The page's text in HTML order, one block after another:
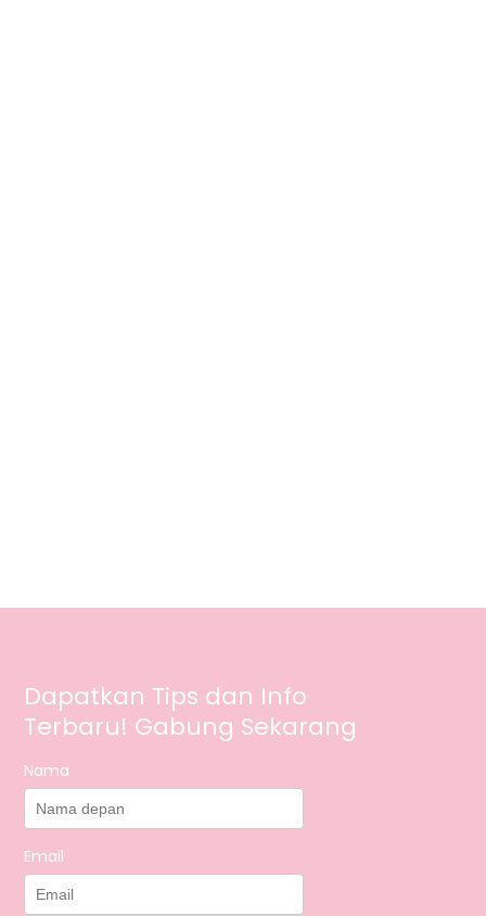
Dapatkan Tips dan Info
Terbaru! Gabung Sekarang
Nama
Email